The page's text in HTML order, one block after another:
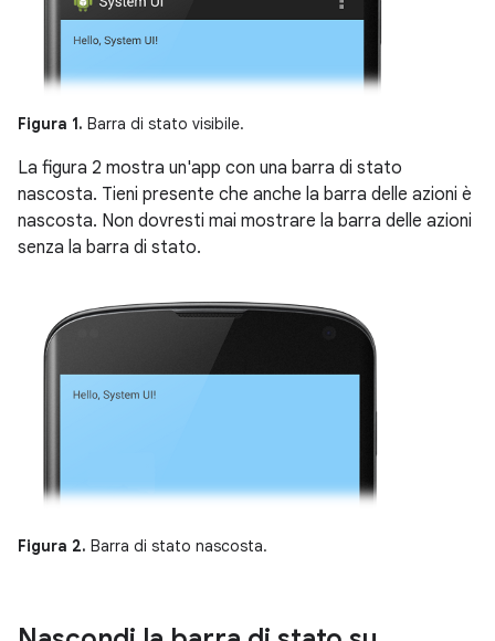
Figura 1. Barra di stato visibile.
La figura 2 mostra un'app con una barra di stato
nascosta. Tieni presente che anche la barra delle azioni è
nascosta. Non dovresti mai mostrare la barra delle azioni
senza la barra di stato.
Figura 2. Barra di stato nascosta.